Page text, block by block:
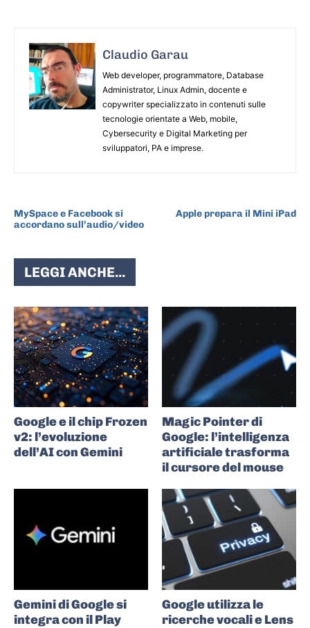
Claudio Garau
Web developer, programmatore, Database
Administrator, Linux Admin, docente e
copywriter specializzato in contenuti sulle
tecnologie orientate a Web, mobile,
Cybersecurity e Digital Marketing per
sviluppatori, PA e imprese.
MySpace e Facebook si
accordano sull’audio/video
Apple prepara il Mini iPad
LEGGI ANCHE...
Google e il chip Frozen
v2: l’evoluzione
dell’AI con Gemini
Magic Pointer di
Google: l’intelligenza
artificiale trasforma
il cursore del mouse
Gemini di Google si
integra con il Play
Google utilizza le
ricerche vocali e Lens